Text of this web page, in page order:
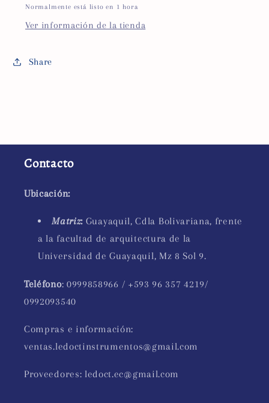
Normalmente está listo en 1 hora
Ver información de la tienda
Share
Contacto
Ubicación:
Matriz: Guayaquil, Cdla Bolivariana, frente
a la facultad de arquitectura de la
Universidad de Guayaquil, Mz 8 Sol 9.
Teléfono: 0999858966 / +593 96 357 4219/
0992093540
Compras e información:
ventas.ledoctinstrumentos@gmail.com
Proveedores: ledoct.ec@gmail.com